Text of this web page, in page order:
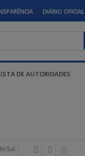
DIÁRIO OFICIAL
DE AUTORIDADES
Sul